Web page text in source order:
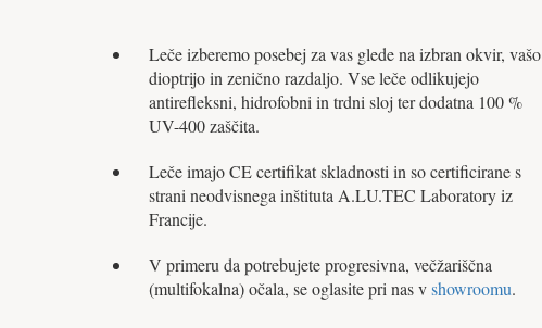
Leče izberemo posebej za vas glede na izbran okvir, vašo
dioptrijo in zenično razdaljo. Vse leče odlikujejo
antirefleksni, hidrofobni in trdni sloj ter dodatna 100 %
UV-400 zaščita.
Leče imajo CE certifikat skladnosti in so certificirane s
strani neodvisnega inštituta A.LU.TEC Laboratory iz
Francije.
V primeru da potrebujete progresivna, večžariščna
(multifokalna) očala, se oglasite pri nas vshowroomu.